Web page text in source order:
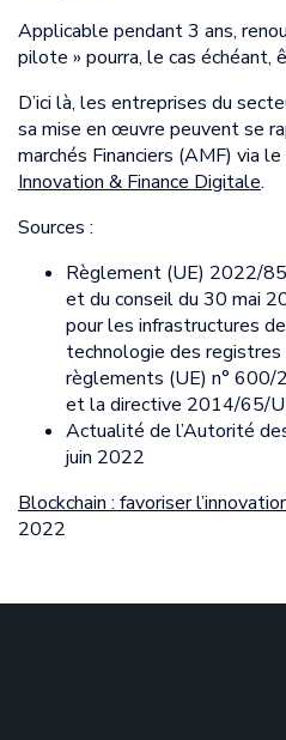
Applicable pendant 3 ans,
pilote » pourra, le cas échéant,
D’ici là, les entreprises du
sa mise en œuvre peuvent se
marchés Financiers (AMF) via
Innovation & Finance Digitale.
Sources :
Règlement (UE) 2022/
et du conseil du 30 mai
pour les infrastructures
technologie des
règlements (UE) n°
et la directive 2014/65/
Actualité de l’Autorité
juin 2022
Blockchain : favoriser
2022